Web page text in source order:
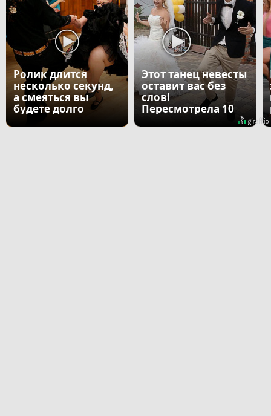
Ролик длится
несколько секунд,
а смеяться вы
будете долго
Этот танец невесты
оставит вас без
слов!
Пересмотрела 10